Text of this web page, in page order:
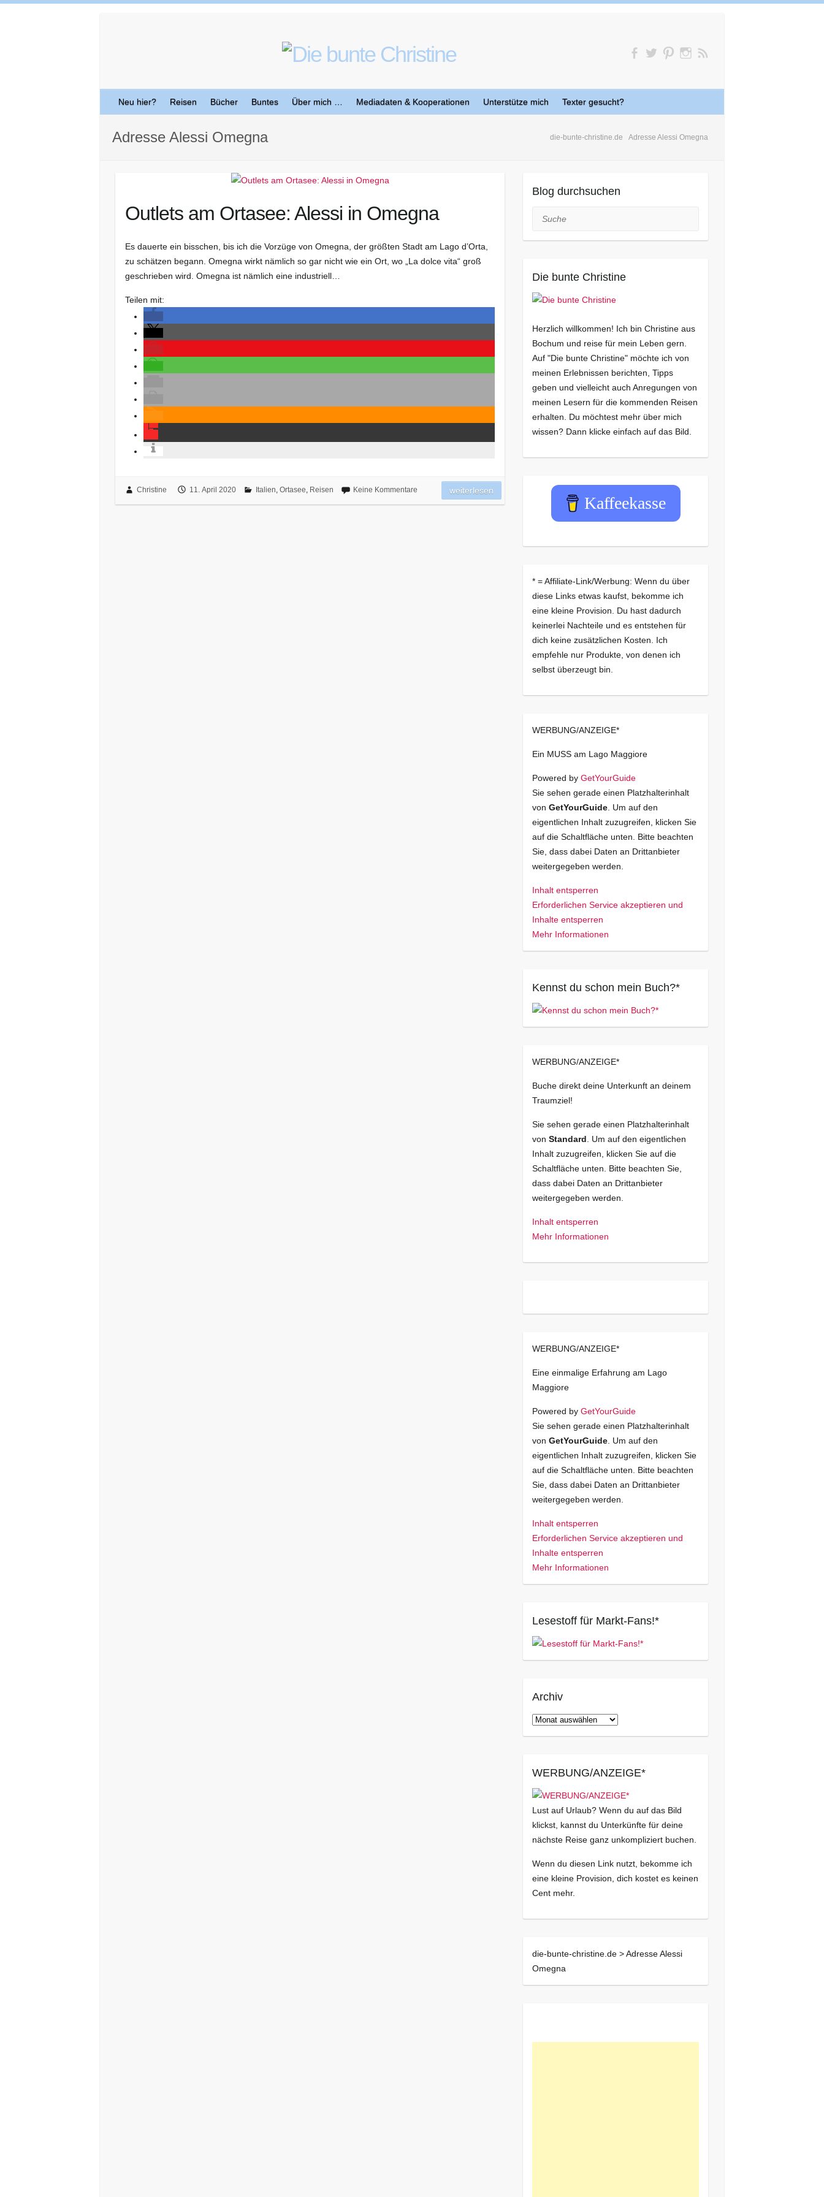
Neu hier? Reisen Bücher Buntes Über mich … Mediadaten & Kooperationen Unterstütze mich Texter gesucht?
die-bunte-christine.de Adresse Alessi Omegna
Adresse Alessi Omegna
Outlets am Ortasee: Alessi in Omegna
Es dauerte ein bisschen, bis ich die Vorzüge von Omegna, der größten Stadt am Lago d’Orta,
zu schätzen begann. Omegna wirkt nämlich so gar nicht wie ein Ort, wo „La dolce vita“ groß
geschrieben wird. Omegna ist nämlich eine industriell…
Teilen mit:
Christine 11. April 2020 Italien, Ortasee, Reisen Keine Kommentare weiterlesen
Blog durchsuchen
Suche
Die bunte Christine
Herzlich willkommen! Ich bin Christine aus
Bochum und reise für mein Leben gern.
Auf "Die bunte Christine" möchte ich von
meinen Erlebnissen berichten, Tipps
geben und vielleicht auch Anregungen von
meinen Lesern für die kommenden Reisen
erhalten. Du möchtest mehr über mich
wissen? Dann klicke einfach auf das Bild.
Kaffeekasse
* = Affiliate-Link/Werbung: Wenn du über
diese Links etwas kaufst, bekomme ich
eine kleine Provision. Du hast dadurch
keinerlei Nachteile und es entstehen für
dich keine zusätzlichen Kosten. Ich
empfehle nur Produkte, von denen ich
selbst überzeugt bin.
WERBUNG/ANZEIGE*
Ein MUSS am Lago Maggiore
Powered by GetYourGuide
Sie sehen gerade einen Platzhalterinhalt
von GetYourGuide. Um auf den
eigentlichen Inhalt zuzugreifen, klicken Sie
auf die Schaltfläche unten. Bitte beachten
Sie, dass dabei Daten an Drittanbieter
weitergegeben werden.
Inhalt entsperren
Erforderlichen Service akzeptieren und
Inhalte entsperren
Mehr Informationen
Kennst du schon mein Buch?*
WERBUNG/ANZEIGE*
Buche direkt deine Unterkunft an deinem
Traumziel!
Sie sehen gerade einen Platzhalterinhalt
von Standard . Um auf den eigentlichen
Inhalt zuzugreifen, klicken Sie auf die
Schaltfläche unten. Bitte beachten Sie,
dass dabei Daten an Drittanbieter
weitergegeben werden.
Inhalt entsperren
Mehr Informationen
WERBUNG/ANZEIGE*
Eine einmalige Erfahrung am Lago
Maggiore
Powered by GetYourGuide
Sie sehen gerade einen Platzhalterinhalt
von GetYourGuide. Um auf den
eigentlichen Inhalt zuzugreifen, klicken Sie
auf die Schaltfläche unten. Bitte beachten
Sie, dass dabei Daten an Drittanbieter
weitergegeben werden.
Inhalt entsperren
Erforderlichen Service akzeptieren und
Inhalte entsperren
Mehr Informationen
Lesestoff für Markt-Fans!*
Archiv
Archiv
WERBUNG/ANZEIGE*
Lust auf Urlaub? Wenn du auf das Bild
klickst, kannst du Unterkünfte für deine
nächste Reise ganz unkompliziert buchen.
Wenn du diesen Link nutzt, bekomme ich
eine kleine Provision, dich kostet es keinen
Cent mehr.
die-bunte-christine.de >Adresse Alessi
Omegna